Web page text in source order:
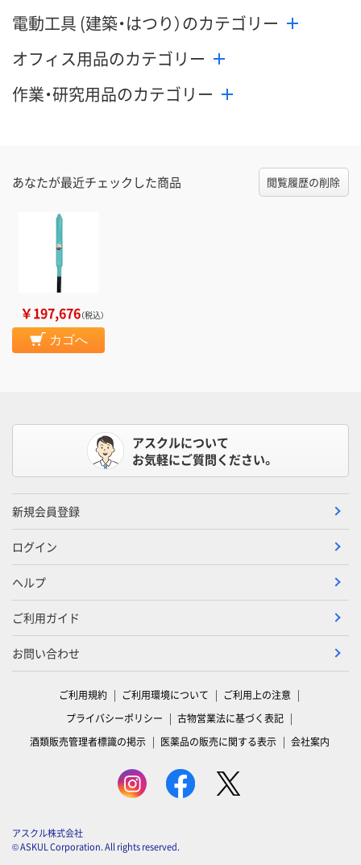
電動工具 (建築・はつり）のカテゴリー
オフィス用品のカテゴリー
作業・研究用品のカテゴリー
あなたが最近チェックした商品 閲覧履歴の削除
￥197,676（税込）
カゴへ
アスクルについて
お気軽にご質問ください。
新規会員登録
ログイン
ヘルプ
ご利用ガイド
お問い合わせ
ご利用規約 ご利用環境について
ご利用上の注意
プライバシーポリシー
古物営業法に基づく表記
酒類販売管理者標識の掲示
医薬品の販売に関する表示 会社案内
アスクル株式会社
© ASKUL Corporation. All rights reserved.